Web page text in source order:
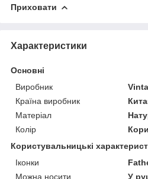
Приховати
Характеристики
Основні
Виробник
Країна виробник
Матеріал
Колір
Користувальницькі
Іконки
Можна носити
У